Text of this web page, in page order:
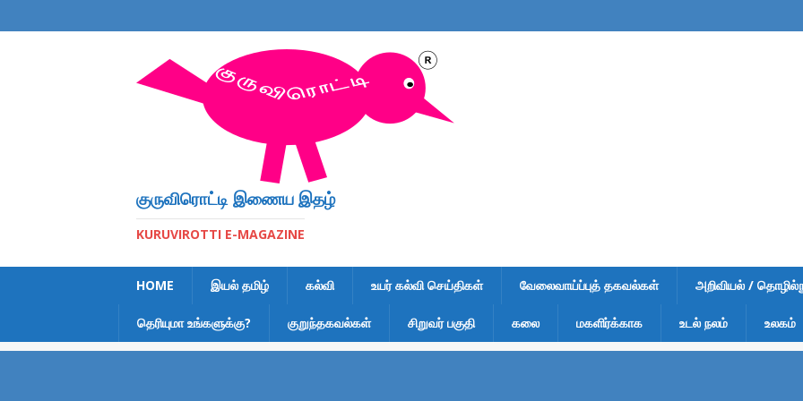
குருவிரொட்டி இணைய இதழ்
KURUVIROTTI E-MAGAZINE
HOME இயல் தமிழ் கல்வி உயர் கல்வி செய்திகள் வேலைவாய்ப்புத் தகவல்கள் அறிவியல் /
தெரியுமா உங்களுக்கு? குறுந்தகவல்கள் சிறுவர் பகுதி கலை மகளிர்க்காக உடல் நலம் உலகம்